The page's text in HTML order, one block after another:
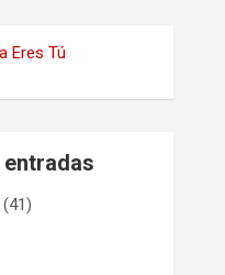
Eres Tú
(41)